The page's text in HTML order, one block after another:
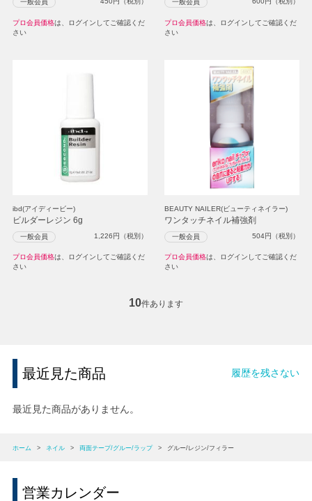
一般会員
プロ会員価格は、ログインしてご確認くだ
さい
一般会員
プロ会員価格は、ログインしてご確認くだ
さい
ibd(アイディービー)
ビルダーレジン 6g
一般会員 1,226円（税別）
プロ会員価格は、ログインしてご確認くだ
さい
BEAUTY NAILER(ビューティネイラー)
ワンタッチネイル補強剤
一般会員 504円（税別）
プロ会員価格は、ログインしてご確認くだ
さい
10件あります
最近見た商品 履歴を残さない
最近見た商品がありません。
ホーム > ネイル > 両面テープ/グルー/ラップ > グルー/レジン/フィラー
営業カレンダー